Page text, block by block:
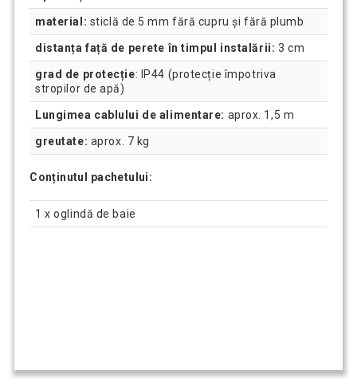
material: sticlă de 5 mm fără cupru și fără plumb
distanța față de perete în timpul instalării: 3 cm
grad de protecție: IP44 (protecție împotriva
stropilor de apă)
Lungimea cablului de alimentare: aprox. 1,5 m
greutate: aprox. 7 kg
Conținutul pachetului:
1 x oglindă de baie